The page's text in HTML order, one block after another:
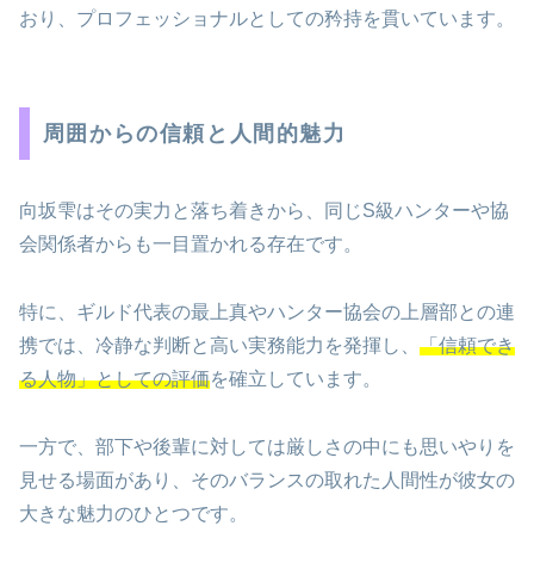
おり、プロフェッショナルとしての矜持を貫いています。
周囲からの信頼と人間的魅力
向坂雫はその実力と落ち着きから、同じS級ハンターや協
会関係者からも一目置かれる存在です。
特に、ギルド代表の最上真やハンター協会の上層部との連
携では、冷静な判断と高い実務能力を発揮し、 「信頼でき
る人物」としての評価を確立しています。
一方で、部下や後輩に対しては厳しさの中にも思いやりを
見せる場面があり、そのバランスの取れた人間性が彼女の
大きな魅力のひとつです。